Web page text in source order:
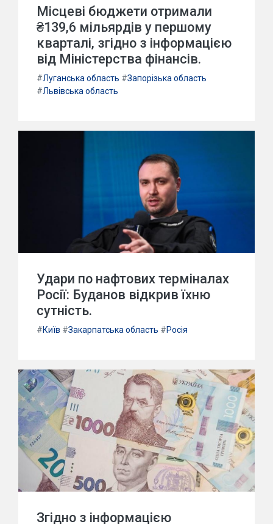
Місцеві бюджети отримали
₴139,6 мільярдів у першому
кварталі, згідно з інформацією
від Міністерства фінансів.
#Луганська область #Запорізька область
#Львівська область
Удари по нафтових терміналах
Росії: Буданов відкрив їхню
сутність.
#Київ #Закарпатська область #Росія
Згідно з інформацією